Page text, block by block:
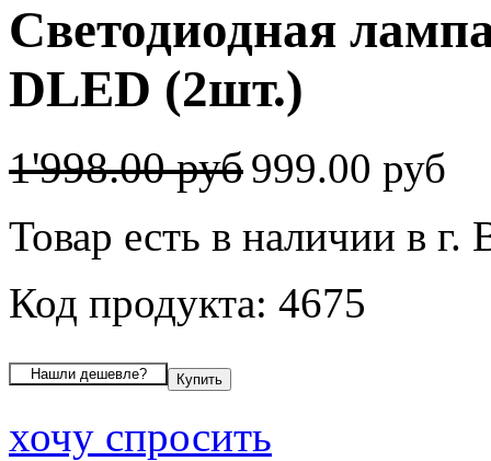
Светодиодная
DLED (2шт.)
1'998.00 руб999.00 руб
Товар есть в наличии в г.
Код продукта: 4675
хочу спросить